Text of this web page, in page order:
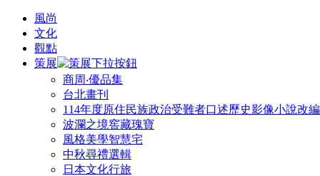
風尚
文化
觀點
策展
商周‧優品集
台北畫刊
114年度原住民族政治受難者口述歷史影像小說改
波瀾之境窖藏瑰寶
風格美學智慧宅
中秋尋禮選輯
日本文化行旅